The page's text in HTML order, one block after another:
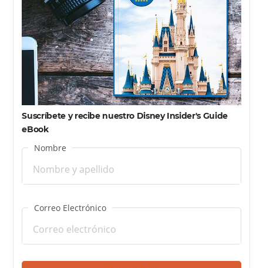
Suscríbete y recibe nuestro Disney Insider's Guide
eBook
Nombre
Correo Electrónico